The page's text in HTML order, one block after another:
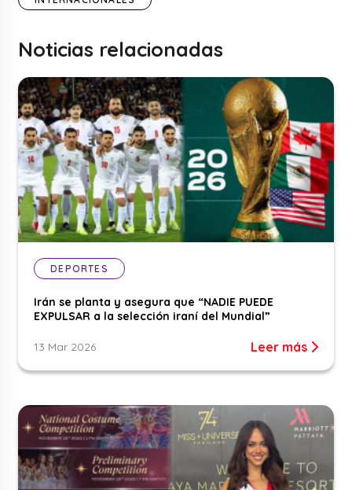
Noticias relacionadas
DEPORTES
Irán se planta y asegura que “NADIE PUEDE
EXPULSAR a la selección iraní del Mundial”
13 Mar 2026 Leer más